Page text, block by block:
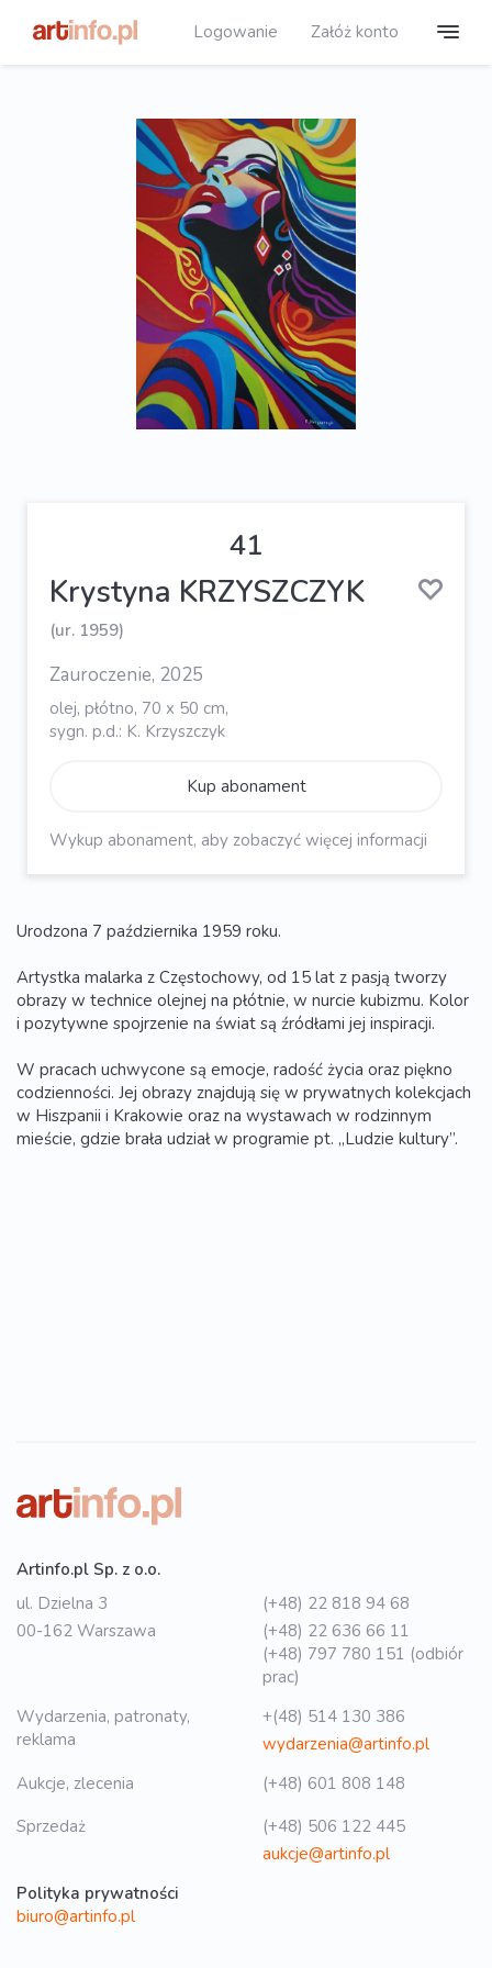
Logowanie Załóż konto
41
Krystyna KRZYSZCZYK
(ur. 1959)
Zauroczenie, 2025
olej, płótno, 70 x 50 cm,
sygn. p.d.: K. Krzyszczyk
Kup abonament
Wykup abonament, aby zobaczyć więcej informacji
Urodzona 7 października 1959 roku.
Artystka malarka z Częstochowy, od 15 lat z pasją tworzy
obrazy w technice olejnej na płótnie, w nurcie kubizmu. Kolor
i pozytywne spojrzenie na świat są źródłami jej inspiracji.
W pracach uchwycone są emocje, radość życia oraz piękno
codzienności. Jej obrazy znajdują się w prywatnych kolekcjach
w Hiszpanii i Krakowie oraz na wystawach w rodzinnym
mieście, gdzie brała udział w programie pt. „Ludzie kultury”.
Artinfo.pl Sp. z o.o.
ul. Dzielna 3
00-162 Warszawa
(+48) 22 818 94 68
(+48) 22 636 66 11
(+48) 797 780 151 (odbiór
prac)
Wydarzenia, patronaty,
reklama
+(48) 514 130 386
wydarzenia@artinfo.pl
Aukcje, zlecenia
(+48) 601 808 148
Sprzedaż
(+48) 506 122 445
aukcje@artinfo.pl
Polityka prywatności
biuro@artinfo.pl